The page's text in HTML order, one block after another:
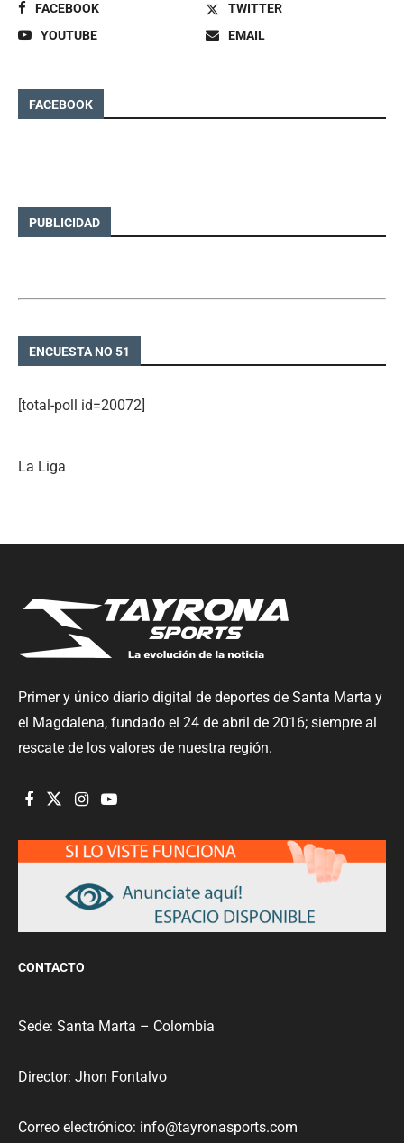
FACEBOOK
TWITTER
YOUTUBE
EMAIL
FACEBOOK
PUBLICIDAD
ENCUESTA NO 51
[total-poll id=20072]
La Liga
Primer y único diario digital de deportes de Santa Marta y
el Magdalena, fundado el 24 de abril de 2016; siempre al
rescate de los valores de nuestra región.
CONTACTO
Sede: Santa Marta – Colombia
Director: Jhon Fontalvo
Correo electrónico: info@tayronasports.com